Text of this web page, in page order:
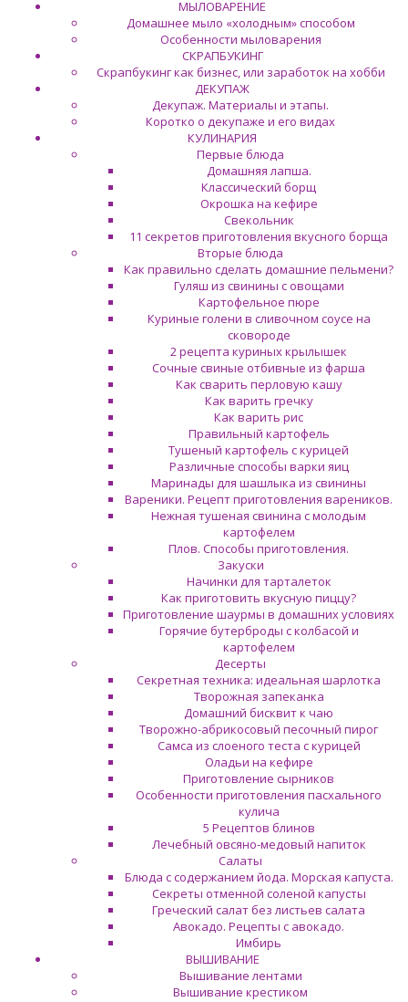
МЫЛОВАРЕНИЕ
Домашнее мыло «холодным» способом
Особенности мыловарения
СКРАПБУКИНГ
Скрапбукинг как бизнес, или заработок на хобби
ДЕКУПАЖ
Декупаж. Материалы и этапы.
Коротко о декупаже и его видах
КУЛИНАРИЯ
Первые блюда
Домашняя лапша.
Классический борщ
Окрошка на кефире
Свекольник
11 секретов приготовления вкусного борща
Вторые блюда
Как правильно сделать домашние пельмени?
Гуляш из свинины с овощами
Картофельное пюре
Куриные голени в сливочном соусе на
сковороде
2 рецепта куриных крылышек
Сочные свиные отбивные из фарша
Как сварить перловую кашу
Как варить гречку
Как варить рис
Правильный картофель
Тушеный картофель с курицей
Различные способы варки яиц
Маринады для шашлыка из свинины
Вареники. Рецепт приготовления вареников.
Нежная тушеная свинина с молодым
картофелем
Плов. Способы приготовления.
Закуски
Начинки для тарталеток
Как приготовить вкусную пиццу?
Приготовление шаурмы в домашних условиях
Горячие бутерброды с колбасой и
картофелем
Десерты
Секретная техника: идеальная шарлотка
Творожная запеканка
Домашний бисквит к чаю
Творожно-абрикосовый песочный пирог
Самса из слоеного теста с курицей
Оладьи на кефире
Приготовление сырников
Особенности приготовления пасхального
кулича
5 Рецептов блинов
Лечебный овсяно-медовый напиток
Салаты
Блюда с содержанием йода. Морская капуста.
Секреты отменной соленой капусты
Греческий салат без листьев салата
Авокадо. Рецепты с авокадо.
Имбирь
ВЫШИВАНИЕ
Вышивание лентами
Вышивание крестиком